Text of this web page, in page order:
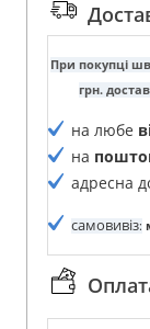
При покупці
грн.
на любе
на
адресна
самовивіз: